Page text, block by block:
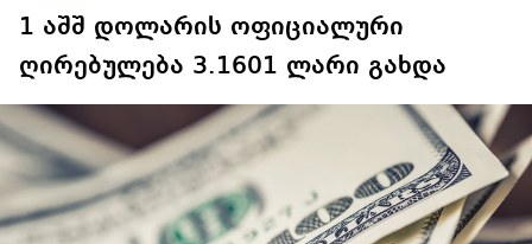
1 აშშ დოლარის ოფიციალური
ღირებულება 3.1601 ლარი გახდა